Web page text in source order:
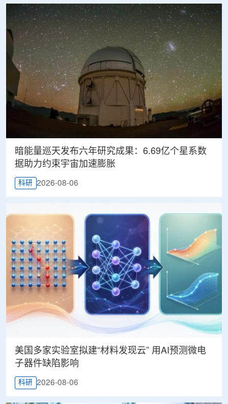
暗能量巡天发布六年研究成果：6.69亿个星系数
据助力约束宇宙加速膨胀
科研 2026-08-06
美国多家实验室拟建“材料发现云” 用AI预测微电
子器件缺陷影响
科研 2026-08-06